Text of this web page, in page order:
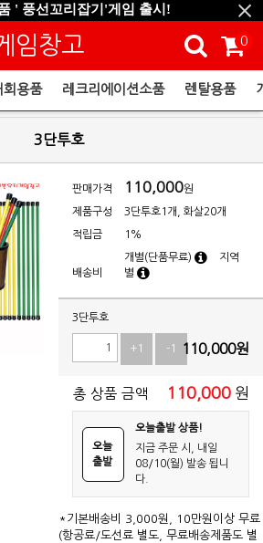
' 풍선꼬리잡기'게임 출시!
EVENT 적립금 5,000원 증정
' 컬링&볼링 ' 출시! ❤
임창고 0
회용품 레크리에이션소품 렌탈용품
3단투호
판매가격 110,000원
제품구성 3단투호1개, 화살20개
적립금 1%
배송비
개별(단품무료)
지역
별
3단투호
+1 -1 110,000원
총 상품 금액 110,000 원
오늘
출발
오늘출발 상품!
지금 주문 시, 내일
08/10(월) 발송 됩니
다.
*기본배송비 3,000원, 10만원이상 무료
(항공료/도선료 별도, 무료배송제품도 별